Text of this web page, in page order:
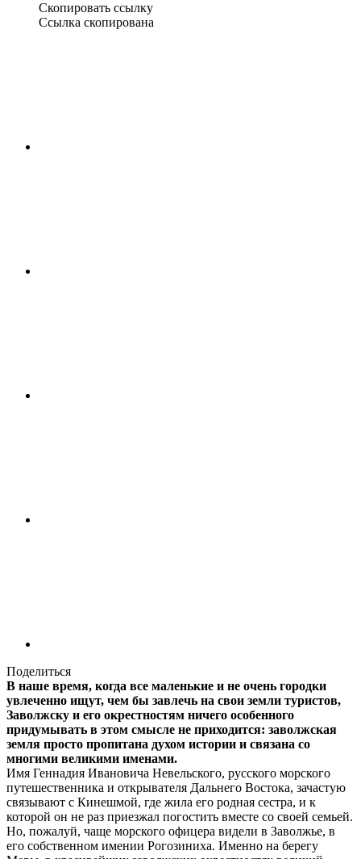
Скопировать ссылку
Ссылка скопирована
Поделиться
В наше время, когда все маленькие и не очень городки
увлеченно ищут, чем бы завлечь на свои земли туристов,
Заволжску и его окрестностям ничего особенного
придумывать в этом смысле не приходится: заволжская
земля просто пропитана духом истории и связана со
многими великими именами.
Имя Геннадия Ивановича Невельского, русского морского
путешественника и открывателя Дальнего Востока, зачастую
связывают с Кинешмой, где жила его родная сестра, и к
которой он не раз приезжал погостить вместе со своей семьей.
Но, пожалуй, чаще морского офицера видели в Заволжье, в
его собственном имении Рогозиниха. Именно на берегу